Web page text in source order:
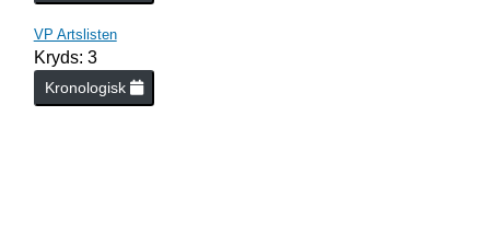
VP Artslisten
Kryds: 3
Kronologisk